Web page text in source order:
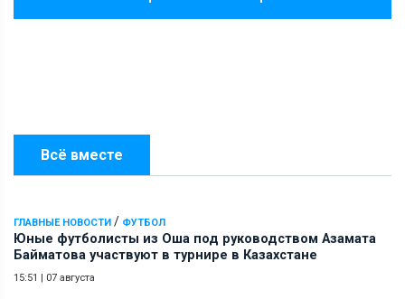
Всё вместе
ГЛАВНЫЕ НОВОСТИ / ФУТБОЛ
Юные футболисты из Оша под руководством Азамата
Байматова участвуют в турнире в Казахстане
15:51 | 07 августа